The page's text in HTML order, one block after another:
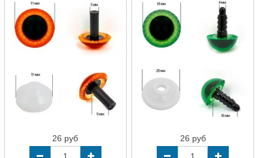
26 руб 26 руб